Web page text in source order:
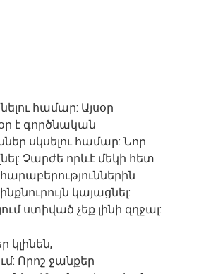
համար: Այսօր
է գործնական
սկսելու համար: Նոր
Չարժե որևէ մեկի հետ
կայացնել:
ստիված չեք լինի զղջալ:
կլինեն,
Որոշ ջանքեր